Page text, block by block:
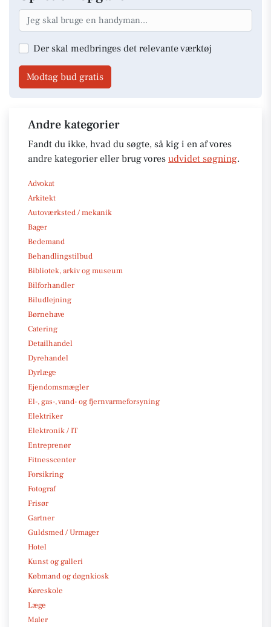
Der skal medbringes det relevante værktøj
Modtag bud gratis
Andre kategorier
Fandt du ikke, hvad du søgte, så kig i en af vores
andre kategorier eller brug vores udvidet søgning.
Advokat
Arkitekt
Autoværksted / mekanik
Bager
Bedemand
Behandlingstilbud
Bibliotek, arkiv og museum
Bilforhandler
Biludlejning
Børnehave
Catering
Detailhandel
Dyrehandel
Dyrlæge
Ejendomsmægler
El-, gas-, vand- og fjernvarmeforsyning
Elektriker
Elektronik / IT
Entreprenør
Fitnesscenter
Forsikring
Fotograf
Frisør
Gartner
Guldsmed / Urmager
Hotel
Kunst og galleri
Købmand og døgnkiosk
Køreskole
Læge
Maler